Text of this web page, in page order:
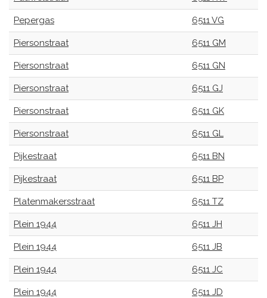
Pepergas 6511 VG
Piersonstraat 6511 GM
Piersonstraat 6511 GN
Piersonstraat 6511 GJ
Piersonstraat 6511 GK
Piersonstraat 6511 GL
Pijkestraat 6511 BN
Pijkestraat 6511 BP
Platenmakersstraat 6511 TZ
Plein 1944 6511 JH
Plein 1944 6511 JB
Plein 1944 6511 JC
Plein 1944 6511 JD